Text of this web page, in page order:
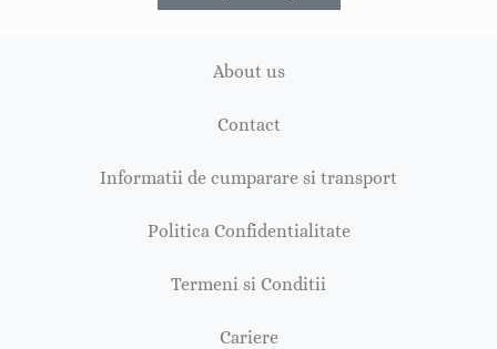
About us
Contact
Informatii de cumparare si transport
Politica Confidentialitate
Termeni si Conditii
Cariere